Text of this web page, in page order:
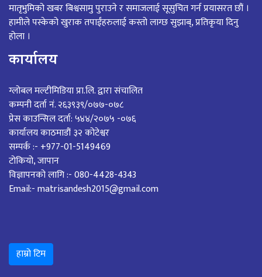
मातृभुमिको खबर बिश्वसामु पुराउने र समाजलाई सूसुचित गर्न प्रयासरत छौं ।
हामीले पस्केको खुराक तपाईंहरुलाई कस्तो लाग्छ सुझाब्, प्रतिकृया दिनु
होला ।
कार्यालय
ग्लोबल मल्टीमिडिया प्रा.लि. द्वारा संचालित
कम्पनी दर्ता नं. २६३९३९/०७७-०७८
प्रेस काउन्सिल दर्ता: ५४४/२०७५ -०७६
कार्यालय काठमाडौं ३२ कोटेश्वर
सम्पर्क :- +977-01-5149469
टोकियो, जापान
विज्ञापनको लागि :- 080-4428-4343
Email:- matrisandesh2015@gmail.com
हाम्रो टिम